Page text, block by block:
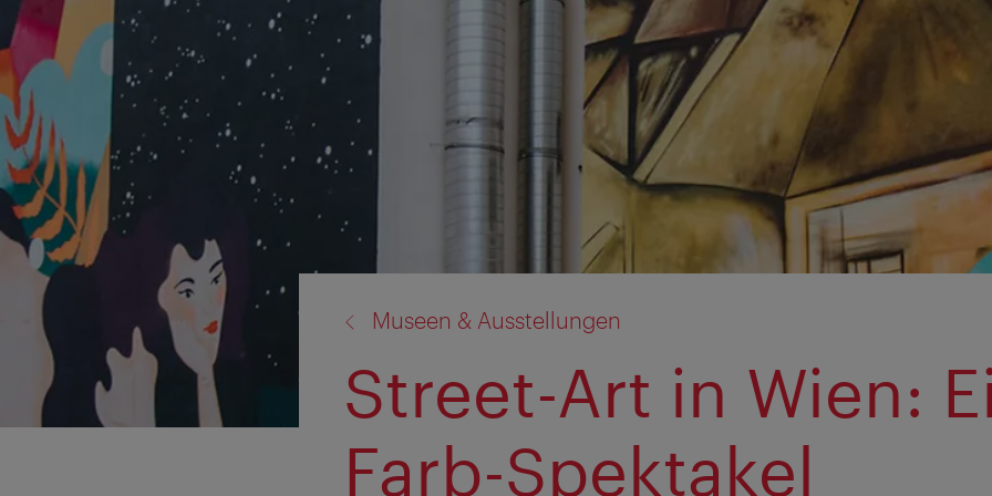
Museen & Ausstellungen
Street-Art in Wien:
Farb-Spektakel